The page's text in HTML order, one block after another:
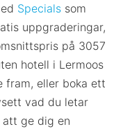
Specials som
uppgraderingar,
på 3057
hotell i Lermoos
fram, eller boka ett
vad du letar
att ge dig en